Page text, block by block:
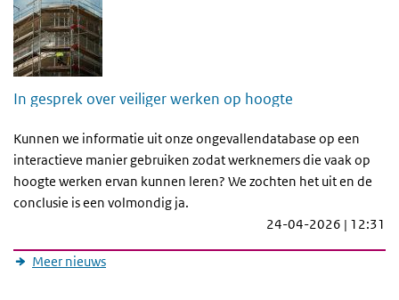
In gesprek over veiliger werken op hoogte
Kunnen we informatie uit onze ongevallendatabase op een
interactieve manier gebruiken zodat werknemers die vaak op
hoogte werken ervan kunnen leren? We zochten het uit en de
conclusie is een volmondig ja.
24-04-2026 | 12:31
Meer nieuws